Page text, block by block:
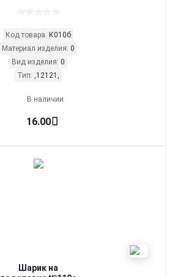
Код товара: К010б
Материал изделия: 0
Вид изделия: 0
Тип: ,12121,
В наличии
16.00
Шарик на